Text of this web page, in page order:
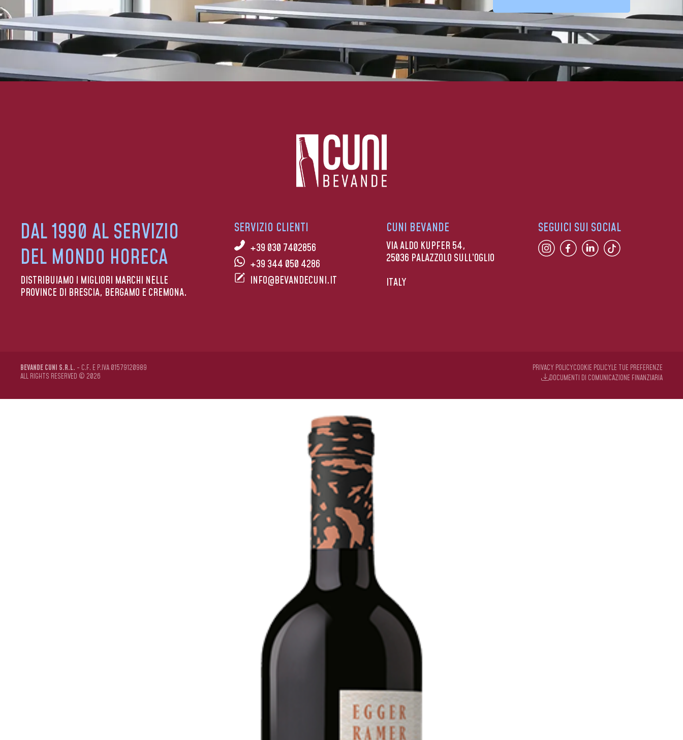
DAL 1990 AL SERVIZIO
DEL MONDO HORECA
DISTRIBUIAMO I MIGLIORI MARCHI NELLE
PROVINCE DI BRESCIA, BERGAMO E CREMONA.
SERVIZIO CLIENTI
+39 030 7402856
+39 344 050 4286
INFO@BEVANDECUNI.IT
CUNI BEVANDE
VIA ALDO KUPFER 54,
25036 PALAZZOLO SULL’OGLIO
ITALY
SEGUICI SUI SOCIAL
BEVANDE CUNI S.R.L. - C.F. E P.IVA 01579120989
ALL RIGHTS RESERVED © 2026
PRIVACY POLICYCOOKIE POLICYLE TUE PREFERENZE
DOCUMENTI DI COMUNICAZIONE FINANZIARIA